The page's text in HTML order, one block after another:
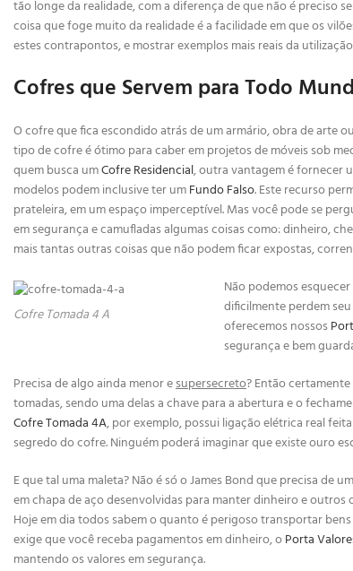
tão longe da realidade, com a diferença de que não é preciso
coisa que foge muito da realidade é a facilidade em que os
estes contrapontos, e mostrar exemplos mais reais da
Cofres que Servem para Todo
O cofre que fica escondido atrás de um armário, obra de arte
tipo de cofre é ótimo para caber em projetos de móveis sob
quem busca umCofre Residencial, outra vantagem é fornecer
modelos podem inclusive ter umFundo Falso. Este recurso
prateleira, em um espaço imperceptível. Mas você pode se
em segurança e camufladas algumas coisas como: dinheiro,
mais tantas outras coisas que não podem ficar expostas,
Cofre Tomada 4 A
Não podemos
dificilmente perdem
oferecemos nossos
segurança e bem
Precisa de algo ainda menor esupersecreto? Então
tomadas, sendo uma delas a chave para a abertura e o
Cofre Tomada 4A, por exemplo, possui ligação elétrica real
segredo do cofre. Ninguém poderá imaginar que existe ouro
E que tal uma maleta? Não é só o James Bond que precisa de
em chapa de aço desenvolvidas para manter dinheiro e
Hoje em dia todos sabem o quanto é perigoso transportar
exige que você receba pagamentos em dinheiro, oPorta
mantendo os valores em segurança.